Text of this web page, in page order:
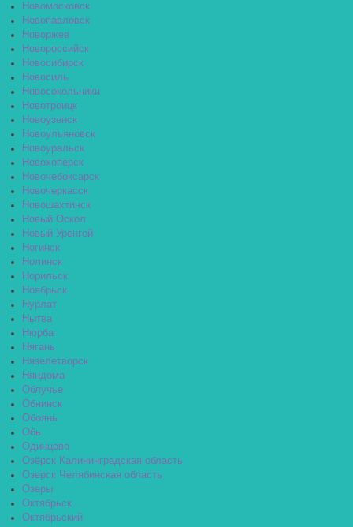
Новомосковск
Новопавловск
Новоржев
Новороссийск
Новосибирск
Новосиль
Новосокольники
Новотроицк
Новоузенск
Новоульяновск
Новоуральск
Новохопёрск
Новочебоксарск
Новочеркасск
Новошахтинск
Новый Оскол
Новый Уренгой
Ногинск
Нолинск
Норильск
Ноябрьск
Нурлат
Нытва
Нюрба
Нягань
Нязелетворск
Няндома
Облучье
Обнинск
Обоянь
Обь
Одинцово
Озёрск Калининградская область
Озерск Челябинская область
Озеры
Октябрьск
Октябрьский